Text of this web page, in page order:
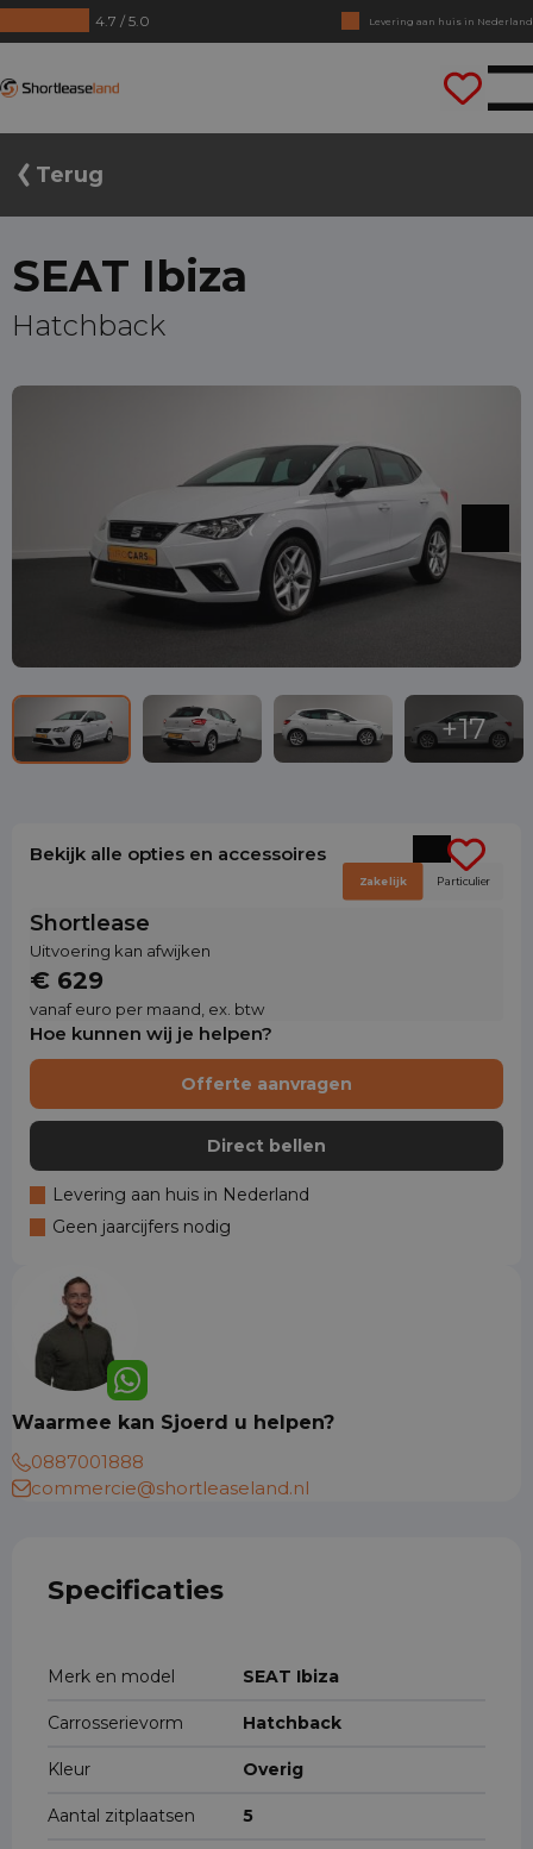
4.7 / 5.0
Levering aan huis in Nederland
Geen jaarcijfers nodig
Direct rijden
Terug
SEAT Ibiza
Hatchback
Bekijk alle opties en accessoires
Shortlease
Uitvoering kan afwijken
€ 629
vanaf euro per maand, ex. btw
Zakelijk Particulier
Hoe kunnen wij je helpen?
Offerte aanvragen
Direct bellen
Levering aan huis in Nederland
Geen jaarcijfers nodig
Waarmee kan Sjoerd u helpen?
0887001888
commercie@shortleaseland.nl
Specificaties
Merk en model SEAT Ibiza
Carrosserievorm Hatchback
Kleur Overig
Aantal zitplaatsen 5